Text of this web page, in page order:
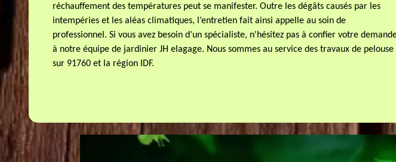
réchauffement des températures peut se manifester. Outre les dégâts causés par les
intempéries et les aléas climatiques, l’entretien fait ainsi appelle au soin de
professionnel. Si vous avez besoin d’un spécialiste, n'hésitez pas à confier votre
à notre équipe de jardinier JH elagage. Nous sommes au service des travaux de pelouse
sur 91760 et la région IDF.